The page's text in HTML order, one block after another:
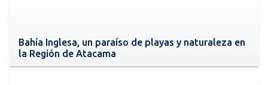
Bahía Inglesa, un paraíso de playas y naturaleza en
la Región de Atacama